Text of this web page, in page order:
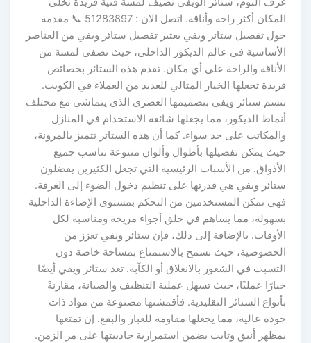
المكان أكثر راحة وأناقة. اتصل الان : 51283897 📞 مقدمة
حول تفصيل ستائر ويفي يعتبر تفصيل ستائر ويفي من العناصر
الأساسية في عالم الديكور الداخلي، حيث تضفي لمسة من
الأناقة والراحة على أي مكان. تقدم هذه الستائر بخصائص
فريدة تجعلها الخيار المثالي للعديد من العملاء في الكويت.
تتسم ستائر ويفي بتصميمها العصري الذي يتماشى مع مختلف
أنماط الديكور، مما يجعلها شائعة الاستخدام في المنازل
والمكاتب على حد سواء. كما أن هذه الستائر تتميز بالمرونة،
حيث يمكن تفصيلها بأطوال وألوان متنوعة تناسب جميع
الأذواق. من الأسباب الرئيسية التي تجعل الكثيرين يفضلون
ستائر ويفي هي قدرتها على تنظيم دخول الضوء إلى الغرفة.
فهي تمكن المستخدمين من التحكم بمستوى الإضاءة الداخلية
بسهولة، مما يساهم في خلق أجواء مريحة ومناسبة لكل
الأوقات. بالإضافة إلى ذلك، فإن ستائر ويفي تعزز من
الخصوصية، حيث تسمح بالاستمتاع بمساحة خاصة دون
التسبب في الشعور بالانغلاق أو الكآبة. تعد ستائر ويفي أيضًا
خيارًا عمليًا، حيث تسهل عملية التنظيف والصيانة، مقارنةً
بأنواع الستائر التقليدية. فأقمشتها مصنوعة من مواد ذات
جودة عالية، مما يجعلها مقاومة للغبار والبقع. إن تمتعها
بمظهر أنيق وثابت يضمن استمرارية جاذبيتها على مر الزمن.